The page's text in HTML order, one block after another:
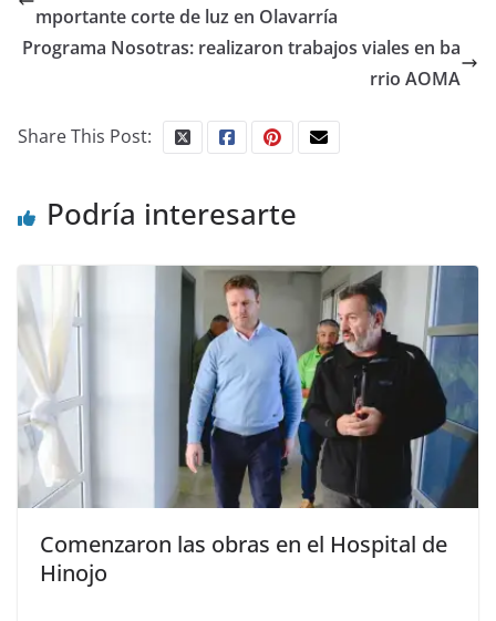
mportante corte de luz en Olavarría
Programa Nosotras: realizaron trabajos viales en ba
rrio AOMA
Share This Post:
Podría interesarte
Comenzaron las obras en el Hospital de
Hinojo